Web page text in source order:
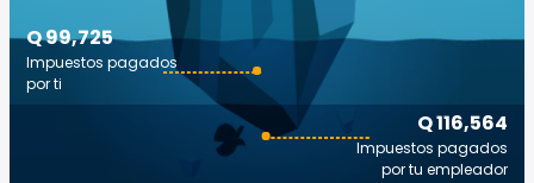
Q 116,564
Impuestos pagados
por tu empleador
Q 99,725
Impuestos pagados
por ti